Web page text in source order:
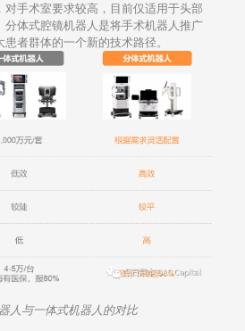
手术室要求较高，目前仅适用于头部
分体式腔镜机器人是将手术机器人推广
者群体的一个新的技术路径。
人与一体式机器人的对比